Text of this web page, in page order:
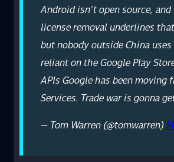
Android isn’t open source,
license removal underlines
but nobody outside China
reliant on the Google Play
APIs Google has been moving
Services. Trade war is gonna
— Tom Warren (@tomwarren)